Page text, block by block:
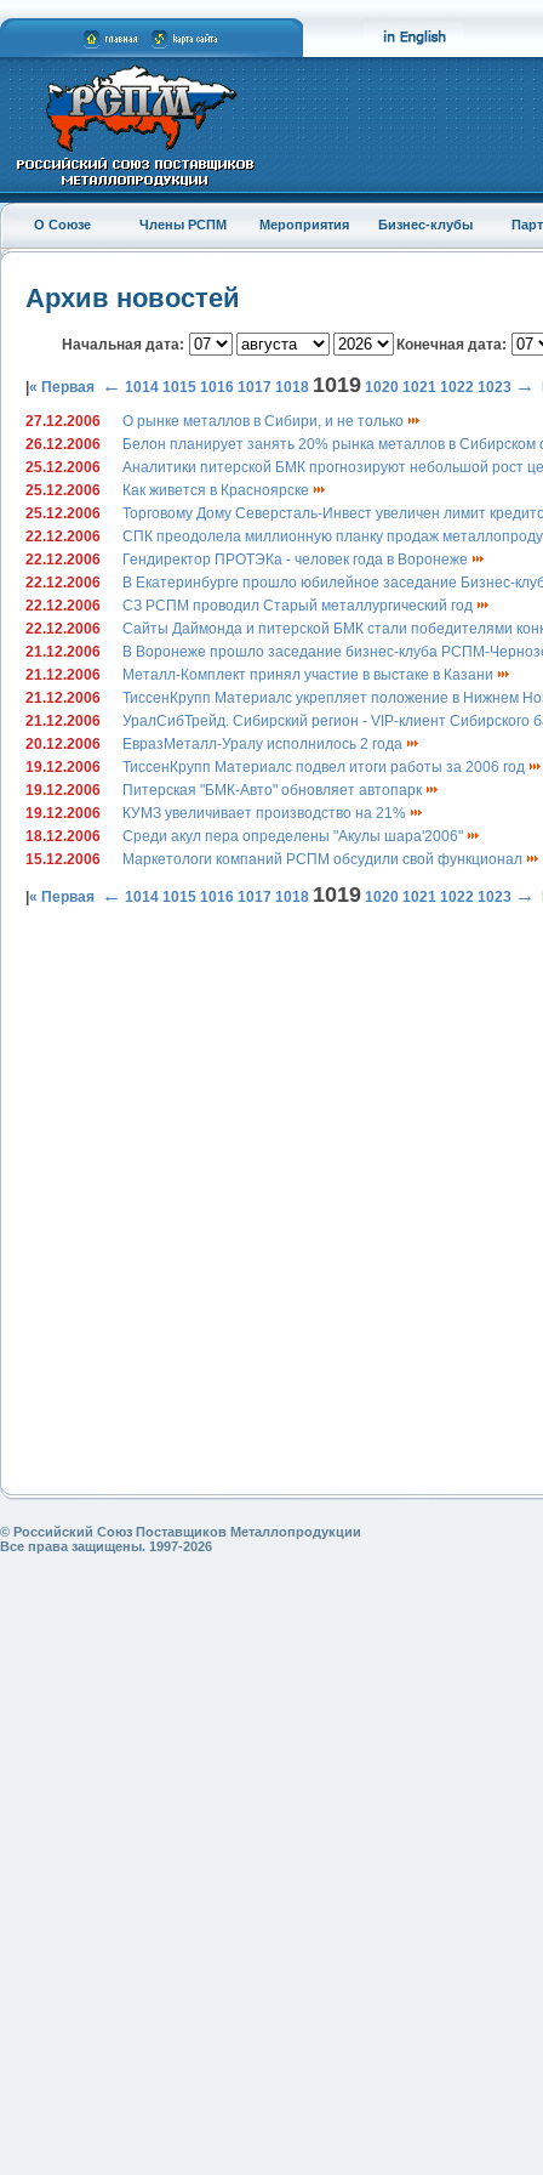
О Союзе Члены РСПМ Мероприятия Бизнес-клубы
Архив новостей
Начальная дата: Конечная дата:
« Первая ← 1014 1015 1016 1017 1018 1019 1020 1021 1022 1023 →
27.12.2006
О рынке металлов в Сибири, и не только
26.12.2006
Белон планирует занять 20% рынка металлов в Сибирском
25.12.2006
Аналитики питерской БМК прогнозируют небольшой рост
25.12.2006
Как живется в Красноярске
25.12.2006
Торговому Дому Северсталь-Инвест увеличен лимит
22.12.2006
СПК преодолела миллионную планку продаж
22.12.2006
Гендиректор ПРОТЭКа - человек года в Воронеже
22.12.2006
В Екатеринбурге прошло юбилейное заседание Бизнес-
22.12.2006
СЗ РСПМ проводил Старый металлургический год
22.12.2006
Сайты Даймонда и питерской БМК стали победителями
21.12.2006
В Воронеже прошло заседание бизнес-клуба РСПМ-
21.12.2006
Металл-Комплект принял участие в выстаке в Казани
21.12.2006
ТиссенКрупп Материалс укрепляет положение в Нижнем
21.12.2006
УралСибТрейд. Сибирский регион - VIP-клиент Сибирского
20.12.2006
ЕвразМеталл-Уралу исполнилось 2 года
19.12.2006
ТиссенКрупп Материалс подвел итоги работы за 2006 год
19.12.2006
Питерская "БМК-Авто" обновляет автопарк
19.12.2006
КУМЗ увеличивает производство на 21%
18.12.2006
Среди акул пера определены "Акулы шара'2006"
15.12.2006
Маркетологи компаний РСПМ обсудили свой функционал
« Первая ← 1014 1015 1016 1017 1018 1019 1020 1021 1022 1023 →
© Российский Союз Поставщиков Металлопродукции
Все права защищены. 1997-2026